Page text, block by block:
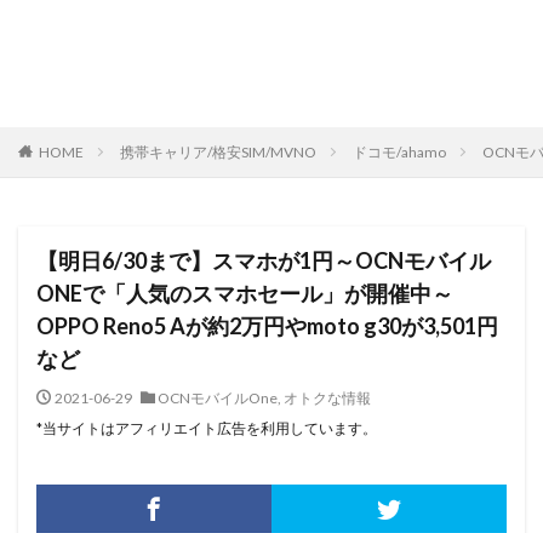
HOME 携帯キャリア/格安SIM/MVNO ドコモ/ahamo OCNモ
【明日6/30まで】スマホが1円～OCNモバイル
ONEで「人気のスマホセール」が開催中～
OPPO Reno5 Aが約2万円やmoto g30が3,501円
など
2021-06-29 OCNモバイルOne, オトクな情報
*当サイトはアフィリエイト広告を利用しています。